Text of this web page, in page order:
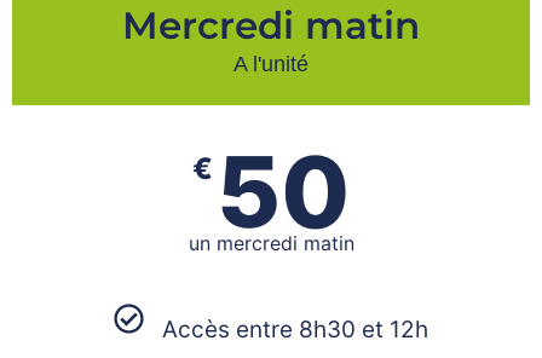
Mercredi matin
A l'unité
€ 50
un mercredi matin
Accès entre 8h30 et 12h